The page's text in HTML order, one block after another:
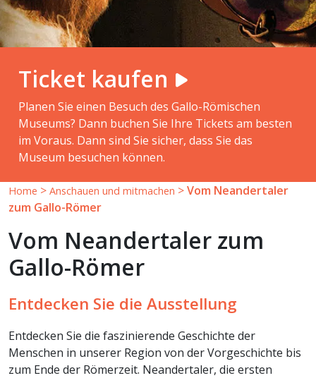
Home > Anschauen und mitmachen >Vom Neandertaler
zum Gallo-Römer
Vom Neandertaler zum
Gallo-Römer
Ticket kaufen
Planen Sie einen Besuch des Gallo-Römischen
Museums? Dann buchen Sie Ihre Tickets am besten
im Voraus. Dann sind Sie sicher, dass Sie das
Museum besuchen können.
Entdecken Sie die Ausstellung
Entdecken Sie die faszinierende Geschichte der
Menschen in unserer Region von der Vorgeschichte bis
zum Ende der Römerzeit. Neandertaler, die ersten